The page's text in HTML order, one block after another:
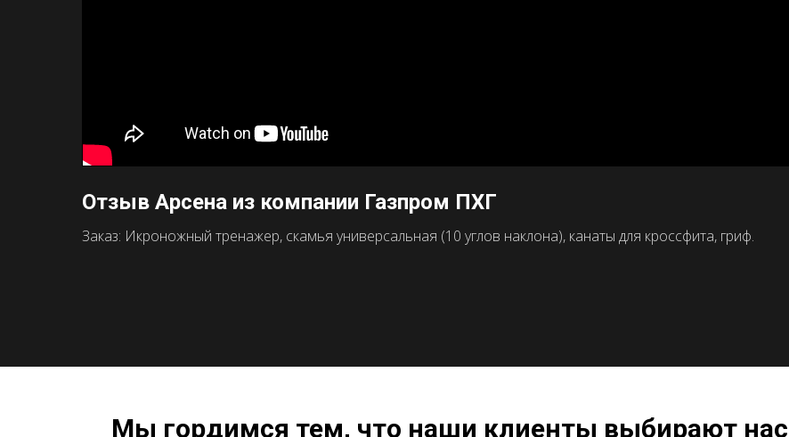
Отзыв Арсена из компании Газпром ПХГ
Заказ: Икроножный тренажер, скамья универсальная (10 углов наклона), канаты для кроссфита, гриф.
Мы гордимся тем, что наши клиенты выбирают